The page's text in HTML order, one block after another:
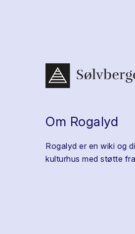
Om Rogalyd
Rogalyd er en wiki og
kulturhus med støtte